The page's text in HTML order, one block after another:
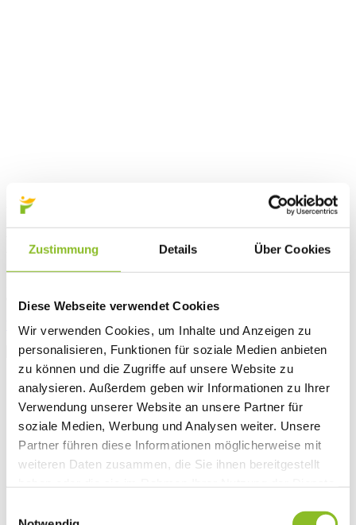
Zustimmung Details Über Cookies
Diese Webseite verwendet Cookies
Wir verwenden Cookies, um Inhalte und Anzeigen zu
personalisieren, Funktionen für soziale Medien anbieten
zu können und die Zugriffe auf unsere Website zu
analysieren. Außerdem geben wir Informationen zu Ihrer
Verwendung unserer Website an unsere Partner für
soziale Medien, Werbung und Analysen weiter. Unsere
Partner führen diese Informationen möglicherweise mit
weiteren Daten zusammen, die Sie ihnen bereitgestellt
Frastanz offiziell
Klimaschutzgemeinde
Weiterlesen